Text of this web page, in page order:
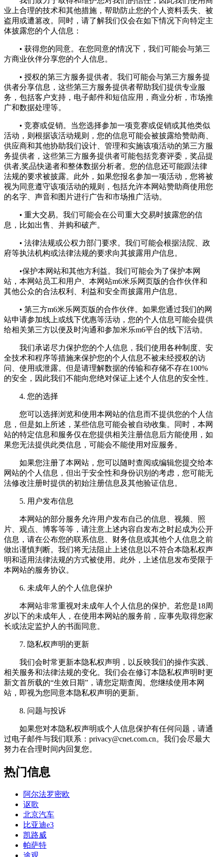
业上合理的技术和其他措施，帮助防止您的个人资料丢失、被
盗用或遭篡改。同时，请了解我们仅会在如下情况下向特定主
体披露您的个人信息：
• 获得您的同意。在您同意的情况下，我们可能会与第三
方商业伙伴分享您的个人信息。
• 授权的第三方服务提供者。我们可能会与第三方服务提
供者分享信息，这些第三方服务提供者帮助我们提供专业服
务，包括客户支持，电子邮件和短信应用，商业分析，市场推
广和数据处理等。
• 竞赛或促销。当您选择参加一项竞赛或促销或其他类似
活动，则根据该活动规则，您的信息可能会被披露给赞助商、
供应商和其他协助我们设计、管理和实施该项活动的第三方服
务提供者，这些第三方服务提供者可能包括竞赛评委，奖品提
供者,奖品快递者和整体数据分析者。您的信息还可能跟法律
法规的要求被披露。此外，如果您报名参加一项活动，您将被
视为同意遵守该项活动的规则，包括允许本网站赞助商使用您
的名字、声音和图片进行广告和市场推广活动。
• 重大交易。我们可能会在公司重大交易时披露您的信
息，比如出售、并购和破产。
• 法律法规或公权力部门要求。我们可能会根据法院、政
府等执法机构或法律法规的要求向其披露用户信息。
•保护本网站和其他方利益。我们可能会为了保护本网
站，本网站员工和用户、本网站m6米乐网页版的合作伙伴和
其他公众的合法权利、利益和安全而披露用户信息。
• 第三方m6米乐网页版的合作伙伴。如果您通过我们的网
站申请参加线上或线下优惠等活动，您的个人信息可能会提供
给相关第三方以便及时沟通和参加米乐m6平台的线下活动。
我们承诺尽力保护您的个人信息，我们使用各种制度、安
全技术和程序等措施来保护您的个人信息不被未经授权的访
问、使用或泄露。但是请理解数据的传输和存储不存在100%
的安全，因此我们不能向您绝对保证上述个人信息的安全性。
4. 您的选择
您可以选择浏览和使用本网站的信息而不提供您的个人信
息，但是如上所述，某些信息可能会被自动收集。同时，本网
站的特定信息和服务仅在您提供相关注册信息后方能使用，如
果您无法提供此类信息，可能会不能使用对应服务。
如果您注册了本网站，您可以随时查阅或编辑您提交给本
网站的个人信息，但出于安全性和身份识别的考虑，您可能无
法修改注册时提供的初始注册信息及其他验证信息。
5. 用户发布信息
本网站的部分服务允许用户发布自己的信息、视频、照
片、观点、博客等等，请注意上述内容自发布之时起成为公开
信息，请在公布您的联系信息、财务信息或其他个人信息之前
做出谨慎判断。我们将无法阻止上述信息以不符合本隐私权声
明和适用法律法规的方式被使用。此外，上述信息发布受限于
本网站的服务协议。
6. 未成年人的个人信息保护
本网站非常重视对未成年人个人信息的保护。若您是18周
岁以下的未成年人，在使用本网站的服务前，应事先取得您家
长或法定监护人的书面同意。
7. 隐私权声明的更新
我们会时常更新本隐私权声明，以反映我们的操作实践、
相关服务和法律法规的变化。我们会在修订本隐私权声明时更
新文首所载的“生效日期”，请您定期查阅。您继续使用本网
站，即视为您同意本隐私权声明的更新。
8. 问题与投诉
如果您对本隐私权声明或个人信息保护有任何问题，请通
过电子邮件与我们联系： privacy@cnet.com.cn。我们会尽最大
努力在合理时间内回复您。
热门信息
阿尔法罗密欧
讴歌
北京汽车
比亚迪e3
凯路威
帕萨特
途观